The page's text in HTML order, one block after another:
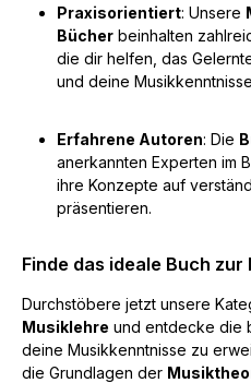
Praxisorientiert: Unsere
Bücher beinhalten
die dir helfen, das
und deine
Erfahrene Autoren: Die
anerkannten Experten im
ihre Konzepte auf
präsentieren.
Finde das ideale Buch
Durchstöbere jetzt unsere
Musiklehre und entdecke die
deine Musikkenntnisse zu
die Grundlagen der